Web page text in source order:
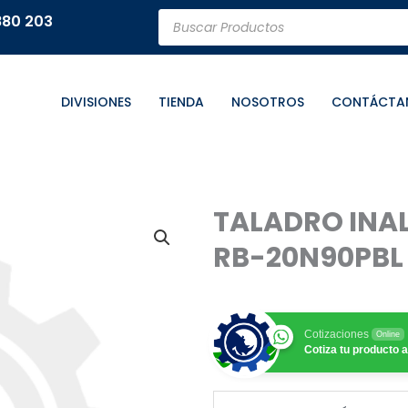
203 Búsqueda
de
productos
DIVISIONES TIENDA NOSOTROS
TALADRO
RB-20N90PBL
Cotizaciones Online
Cotiza tu producto